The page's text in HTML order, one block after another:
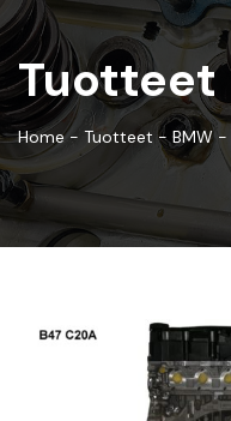
Tuotteet
Home- Tuotteet -BMW-